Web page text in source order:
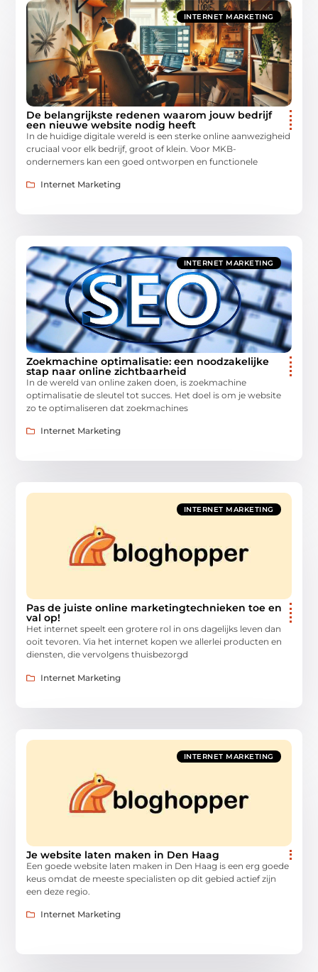
INTERNET MARKETING
De belangrijkste redenen waarom jouw bedrijf
een nieuwe website nodig heeft
In de huidige digitale wereld is een sterke online aanwezigheid
cruciaal voor elk bedrijf, groot of klein. Voor MKB-
ondernemers kan een goed ontworpen en functionele
Internet Marketing
INTERNET MARKETING
Zoekmachine optimalisatie: een noodzakelijke
stap naar online zichtbaarheid
In de wereld van online zaken doen, is zoekmachine
optimalisatie de sleutel tot succes. Het doel is om je website
zo te optimaliseren dat zoekmachines
Internet Marketing
INTERNET MARKETING
Pas de juiste online marketingtechnieken toe en
val op!
Het internet speelt een grotere rol in ons dagelijks leven dan
ooit tevoren. Via het internet kopen we allerlei producten en
diensten, die vervolgens thuisbezorgd
Internet Marketing
INTERNET MARKETING
Je website laten maken in Den Haag
Een goede website laten maken in Den Haag is een erg goede
keus omdat de meeste specialisten op dit gebied actief zijn
een deze regio.
Internet Marketing